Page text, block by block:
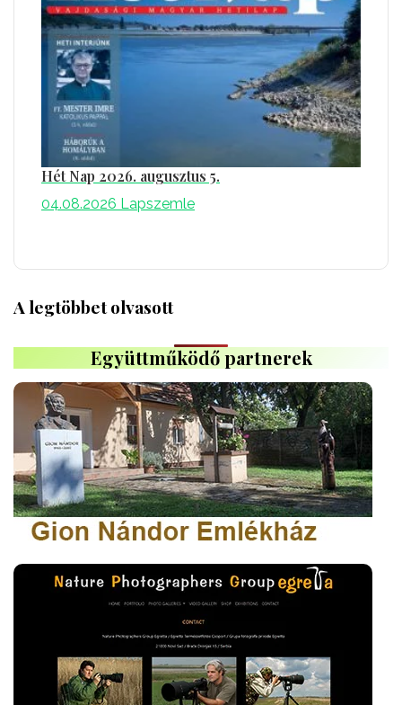
Hét Nap 2026. augusztus 5.
04.08.2026 Lapszemle
A legtöbbet olvasott
Együttműködő partnerek